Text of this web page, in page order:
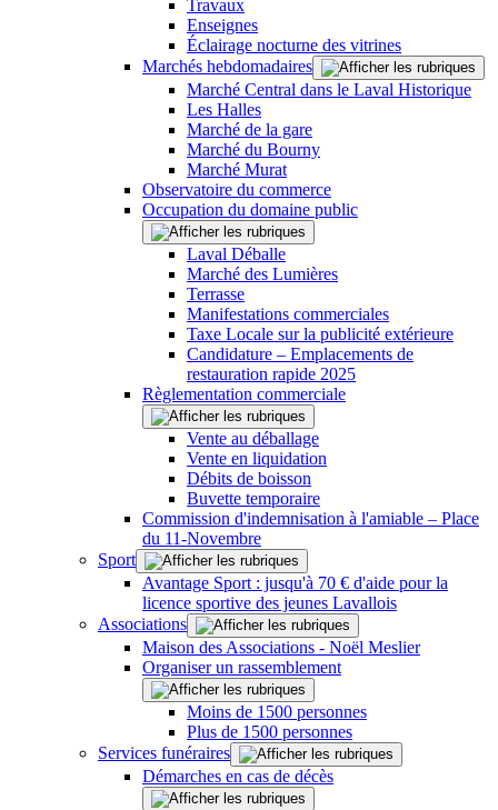
Travaux
Enseignes
Éclairage nocturne des vitrines
Marchés hebdomadaires
Marché Central dans le Laval Historique
Les Halles
Marché de la gare
Marché du Bourny
Marché Murat
Observatoire du commerce
Occupation du domaine public
Laval Déballe
Marché des Lumières
Terrasse
Manifestations commerciales
Taxe Locale sur la publicité extérieure
Candidature – Emplacements de
restauration rapide 2025
Règlementation commerciale
Vente au déballage
Vente en liquidation
Débits de boisson
Buvette temporaire
Commission d'indemnisation à l'amiable – Place
du 11-Novembre
Sport
Avantage Sport : jusqu'à 70 € d'aide pour la
licence sportive des jeunes Lavallois
Associations
Maison des Associations - Noël Meslier
Organiser un rassemblement
Moins de 1500 personnes
Plus de 1500 personnes
Services funéraires
Démarches en cas de décès